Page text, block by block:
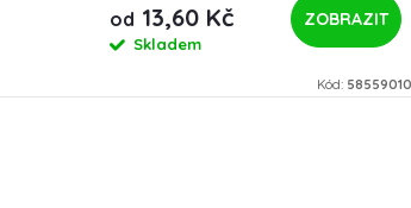
od 13,60 Kč
Skladem
ZOBRAZIT
Kód: